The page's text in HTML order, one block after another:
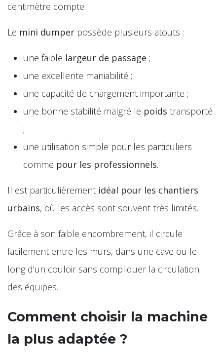
centimètre compte.
Le mini dumper possède plusieurs atouts :
une faible largeur de passage ;
une excellente maniabilité ;
une capacité de chargement importante ;
une bonne stabilité malgré le poids transporté
;
une utilisation simple pour les particuliers
comme pour les professionnels.
Il est particulièrement idéal pour les chantiers
urbains, où les accès sont souvent très limités.
Grâce à son faible encombrement, il circule
facilement entre les murs, dans une cave ou le
long d'un couloir sans compliquer la circulation
des équipes.
Comment choisir la machine
la plus adaptée ?